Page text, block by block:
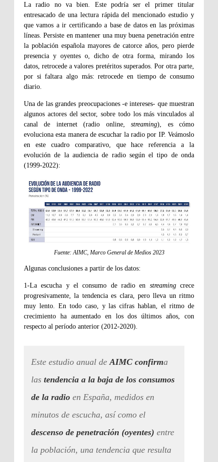
La radio no va bien. Este podría ser el primer titular
entresacado de una lectura rápida del mencionado estudio y
que vamos a ir certificando a base de datos en las próximas
líneas. Persiste en mantener una muy buena penetración entre
la población española mayores de catorce años, pero pierde
presencia y oyentes o, dicho de otra forma, mirando los
datos, retrocede a valores pretéritos superados. Por otra parte,
por si faltara algo más: retrocede en tiempo de consumo
diario.
Una de las grandes preocupaciones -e intereses- que muestran
algunos actores del sector, sobre todo los más vinculados al
canal de internet (radio online,streaming), es cómo
evoluciona esta manera de escuchar la radio por IP. Veámoslo
en este cuadro comparativo, que hace referencia a la
evolución de la audiencia de radio según el tipo de onda
(1999-2022):
Fuente: AIMC, Marco General de Medios 2023
Algunas conclusiones a partir de los datos:
1-La escucha y el consumo de radio en streaming crece
progresivamente, la tendencia es clara, pero lleva un ritmo
muy lento. En todo caso, y las cifras hablan, el ritmo de
crecimiento ha aumentado en los dos últimos años, con
respecto al período anterior (2012-2020).
Este estudio anual deAIMC confirma
las tendencia a la baja de los consumos
de la radio en España, medidos en
minutos de escucha, así como el
descenso de penetración (oyentes) entre
la población, una tendencia que resulta